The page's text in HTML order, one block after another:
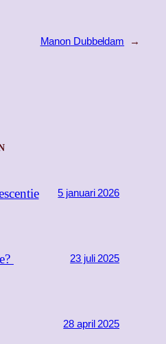
Manon Dubbeldam →
5 januari 2026
23 juli 2025
28 april 2025